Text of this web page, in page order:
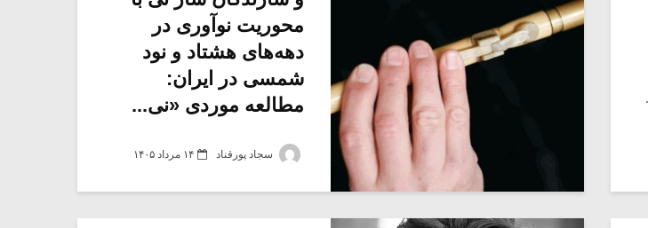
محوریت نوآوری در
دهه‌های هشتاد و نود
شمسی در ایران:
مطالعه موردی «نی...
سجاد پورقناد ۱۴ مرداد ۱۴۰۵